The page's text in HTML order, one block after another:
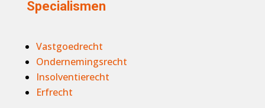
Specialismen
Vastgoedrecht
Ondernemingsrecht
Insolventierecht
Erfrecht